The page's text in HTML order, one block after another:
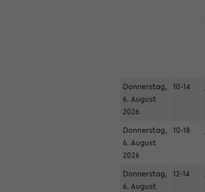
Donnerstag,
6. August
2026
10-14
Donnerstag,
6. August
2026
10-18
Donnerstag,
6. August
12-14